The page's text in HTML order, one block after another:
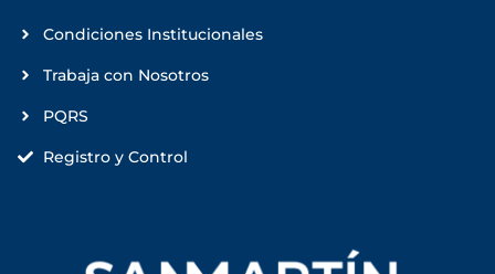
Condiciones Institucionales
Trabaja con Nosotros
PQRS
Registro y Control